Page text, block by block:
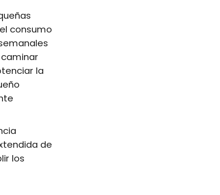
consumo
la
de
los